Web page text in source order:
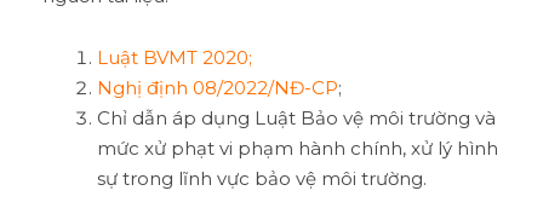
Luật BVMT 2020;
Nghị định 08/2022/NĐ-CP;
Chỉ dẫn áp dụng Luật Bảo vệ môi trường và
mức xử phạt vi phạm hành chính, xử lý hình
sự trong lĩnh vực bảo vệ môi trường.